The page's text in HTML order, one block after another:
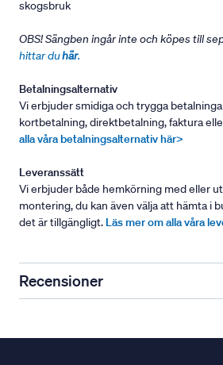
skogsbruk
OBS! Sängben ingår inte och köpes till
hittar duhär.
Betalningsalternativ
Vi erbjuder smidiga och trygga
kortbetalning, direktbetalning, faktura
alla våra betalningsalternativ här>
Leveranssätt
Vi erbjuder både hemkörning med eller
montering, du kan även välja att hämta i
det är tillgängligt. Läs mer om alla våra
Recensioner